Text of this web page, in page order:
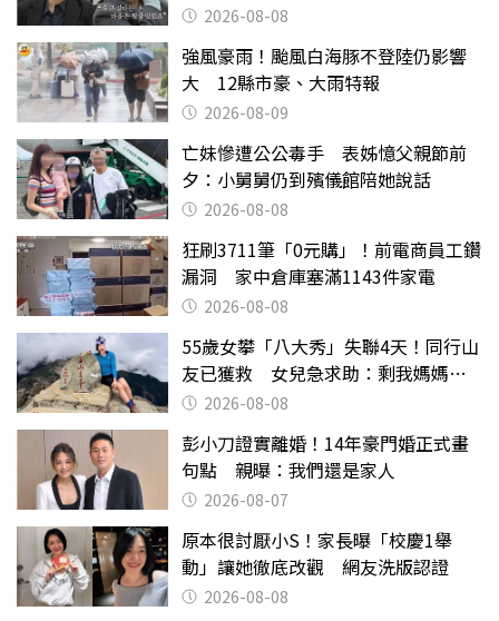
2026-08-08
強風豪雨！颱風白海豚不登陸仍影響
大 12縣市豪、大雨特報
2026-08-09
亡妹慘遭公公毒手 表姊憶父親節前
夕：小舅舅仍到殯儀館陪她說話
2026-08-08
狂刷3711筆「0元購」！前電商員工鑽
漏洞 家中倉庫塞滿1143件家電
2026-08-08
55歲女攀「八大秀」失聯4天！同行山
友已獲救 女兒急求助：剩我媽媽還
沒找到
2026-08-08
彭小刀證實離婚！14年豪門婚正式畫
句點 親曝：我們還是家人
2026-08-07
原本很討厭小S！家長曝「校慶1舉
動」讓她徹底改觀 網友洗版認證
2026-08-08